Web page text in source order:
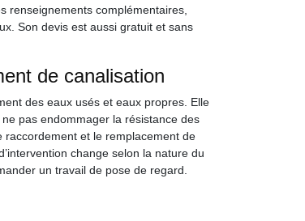
renseignements complémentaires,
Son devis est aussi gratuit et sans
de canalisation
des eaux usés et eaux propres. Elle
pas endommager la résistance des
raccordement et le remplacement de
change selon la nature du
un travail de pose de regard.